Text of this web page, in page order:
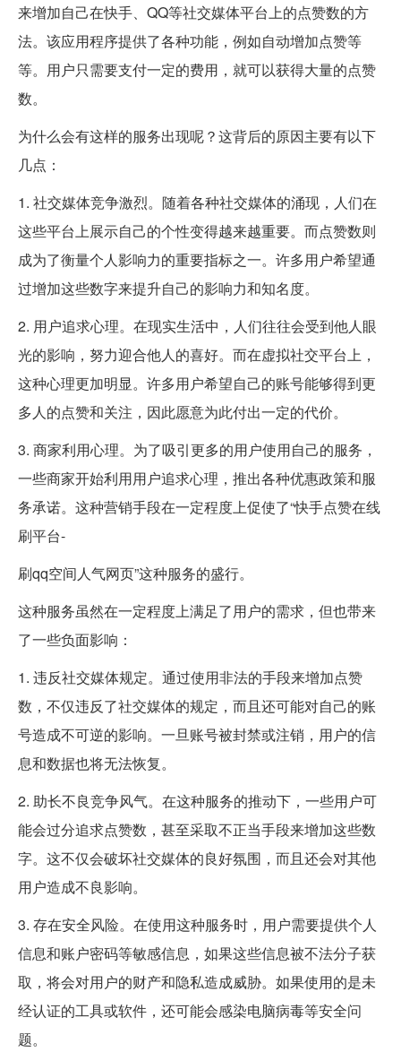
来增加自己在快手、QQ等社交媒体平台上的点赞数的方
法。该应用程序提供了各种功能，例如自动增加点赞等
等。用户只需要支付一定的费用，就可以获得大量的点赞
数。
为什么会有这样的服务出现呢？这背后的原因主要有以下
几点：
1. 社交媒体竞争激烈。随着各种社交媒体的涌现，人们在
这些平台上展示自己的个性变得越来越重要。而点赞数则
成为了衡量个人影响力的重要指标之一。许多用户希望通
过增加这些数字来提升自己的影响力和知名度。
2. 用户追求心理。在现实生活中，人们往往会受到他人眼
光的影响，努力迎合他人的喜好。而在虚拟社交平台上，
这种心理更加明显。许多用户希望自己的账号能够得到更
多人的点赞和关注，因此愿意为此付出一定的代价。
3. 商家利用心理。为了吸引更多的用户使用自己的服务，
一些商家开始利用用户追求心理，推出各种优惠政策和服
务承诺。这种营销手段在一定程度上促使了“快手点赞在线
刷平台-
刷qq空间人气网页”这种服务的盛行。
这种服务虽然在一定程度上满足了用户的需求，但也带来
了一些负面影响：
1. 违反社交媒体规定。通过使用非法的手段来增加点赞
数，不仅违反了社交媒体的规定，而且还可能对自己的账
号造成不可逆的影响。一旦账号被封禁或注销，用户的信
息和数据也将无法恢复。
2. 助长不良竞争风气。在这种服务的推动下，一些用户可
能会过分追求点赞数，甚至采取不正当手段来增加这些数
字。这不仅会破坏社交媒体的良好氛围，而且还会对其他
用户造成不良影响。
3. 存在安全风险。在使用这种服务时，用户需要提供个人
信息和账户密码等敏感信息，如果这些信息被不法分子获
取，将会对用户的财产和隐私造成威胁。如果使用的是未
经认证的工具或软件，还可能会感染电脑病毒等安全问
题。